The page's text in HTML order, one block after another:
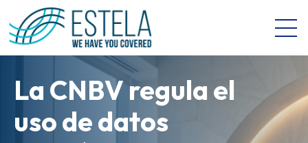
La CNBV regula el
uso de datos
La Manifestación de
Valor Electrónica